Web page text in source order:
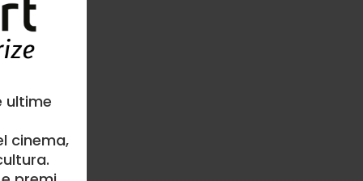
ultime
cinema,